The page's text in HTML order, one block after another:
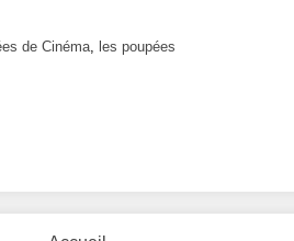
de Cinéma, les poupées